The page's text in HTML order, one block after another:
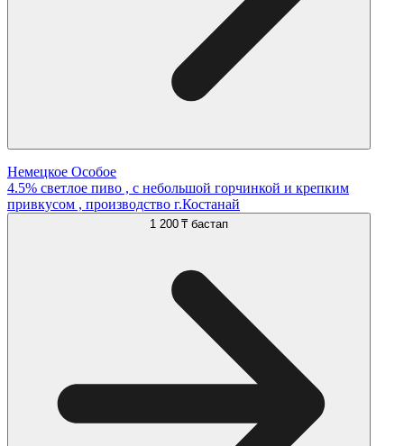
Немецкое Особое
4.5% светлое пиво , с небольшой горчинкой и крепким
привкусом , производство г.Костанай
1 200 ₸ бастап